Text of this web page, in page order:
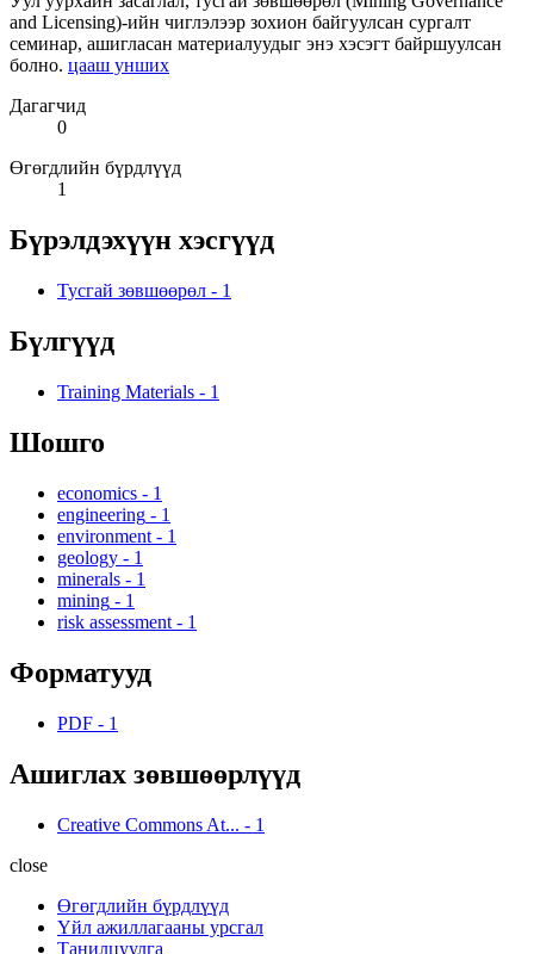
and Licensing)-ийн чиглэлээр зохион байгуулсан сургалт
семинар, ашигласан материалуудыг энэ хэсэгт байршуулсан
болно. цааш унших
Дагагчид
0
Өгөгдлийн бүрдлүүд
1
Бүрэлдэхүүн хэсгүүд
Тусгай зөвшөөрөл - 1
Бүлгүүд
Training Materials - 1
Шошго
economics - 1
engineering - 1
environment - 1
geology - 1
minerals - 1
mining - 1
risk assessment - 1
Форматууд
PDF - 1
Ашиглах зөвшөөрлүүд
Creative Commons At... - 1
close
Өгөгдлийн бүрдлүүд
Үйл ажиллагааны урсгал
Танилцуулга